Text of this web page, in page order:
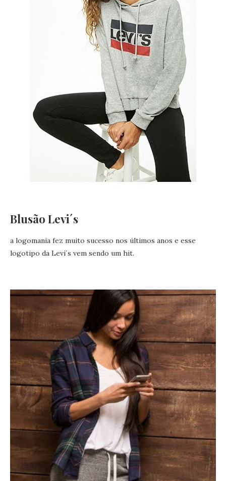
Blusão Levi´s
a logomania fez muito sucesso nos últimos anos e esse
logotipo da Levi´s vem sendo um hit.